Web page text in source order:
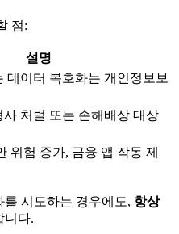
점:
설명
데이터 복호화는 개인정보보
사 처벌 또는 손해배상 대상
위험 증가, 금융 앱 작동 제
시도하는 경우에도, 항상
니다.